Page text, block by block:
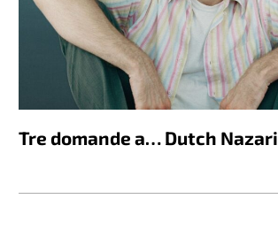
Tre domande a… Dutch Nazari